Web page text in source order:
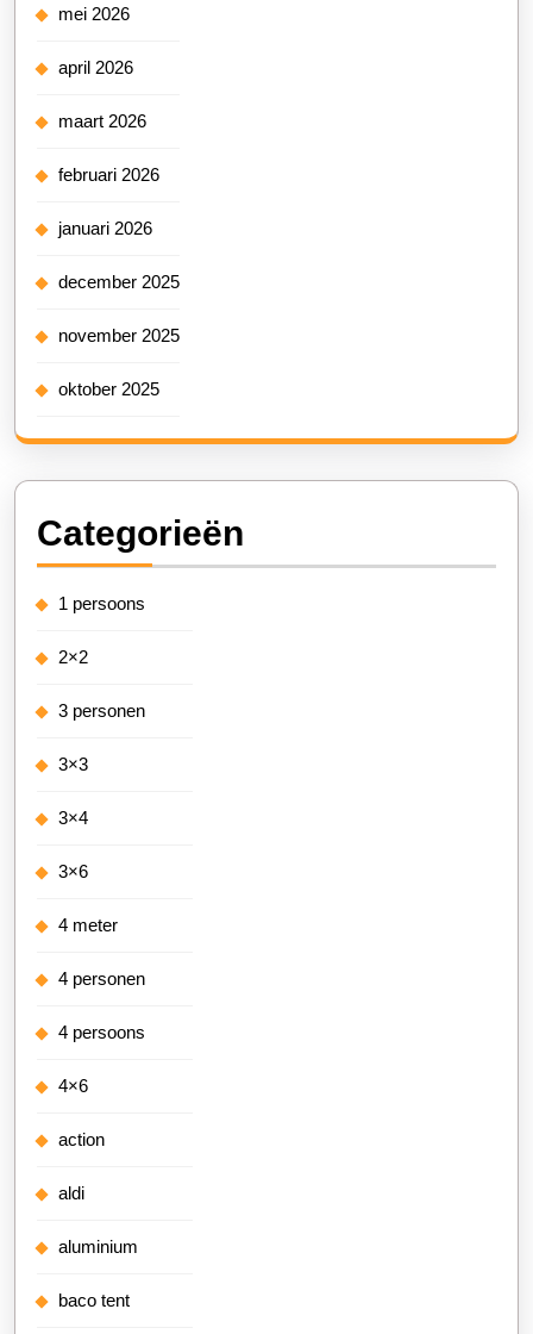
mei 2026
april 2026
maart 2026
februari 2026
januari 2026
december 2025
november 2025
oktober 2025
Categorieën
1 persoons
2×2
3 personen
3×3
3×4
3×6
4 meter
4 personen
4 persoons
4×6
action
aldi
aluminium
baco tent